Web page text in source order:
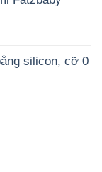
silicon, cỡ 0